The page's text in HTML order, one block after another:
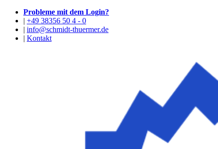
Probleme mit dem Login?
| +49 38356 50 4 - 0
| info@schmidt-thuermer.de
| Kontakt